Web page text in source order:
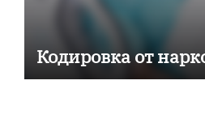
Кодировка от